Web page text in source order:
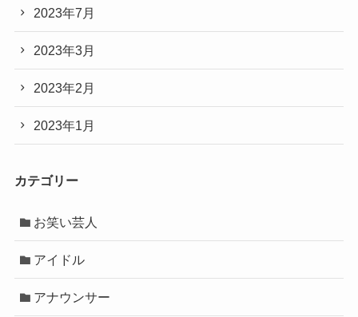
2023年7月
2023年3月
2023年2月
2023年1月
カテゴリー
お笑い芸人
アイドル
アナウンサー